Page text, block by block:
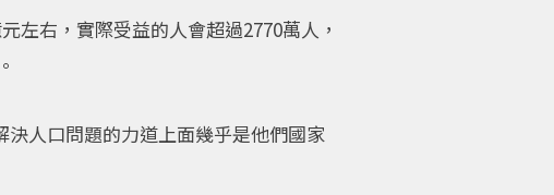
左右，實際受益的人會超過2770萬人，
人口問題的力道上面幾乎是他們國家